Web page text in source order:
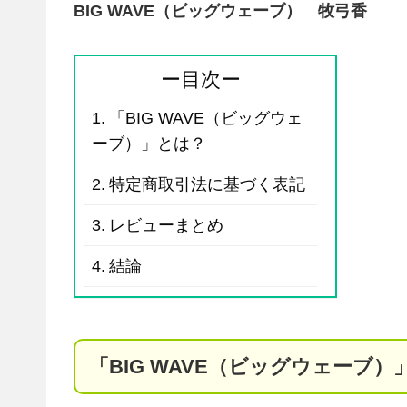
BIG WAVE（ビッグウェーブ） 牧弓香
ー目次ー
「BIG WAVE（ビッグウェ
ーブ）」とは？
特定商取引法に基づく表記
レビューまとめ
結論
「BIG WAVE（ビッグウェーブ）